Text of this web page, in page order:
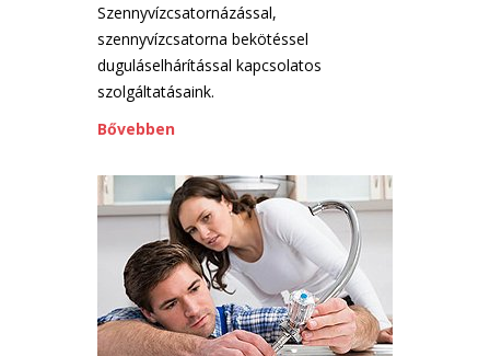
Szennyvízcsatornázással,
szennyvízcsatorna bekötéssel
duguláselhárítással kapcsolatos
szolgáltatásaink.
Bővebben